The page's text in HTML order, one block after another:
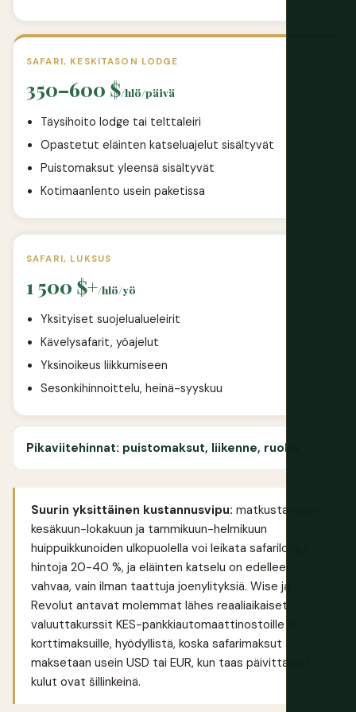
SAFARI, KESKITASON LODGE
350–600 $/hlö/päivä
Täysihoito lodge tai telttaleiri
Opastetut eläinten katseluajelut sisältyvät
Puistomaksut yleensä sisältyvät
Kotimaanlento usein paketissa
SAFARI, LUKSUS
1 500 $+/hlö/yö
Yksityiset suojelualueleirit
Kävelysafarit, yöajelut
Yksinoikeus liikkumiseen
Sesonkihinnoittelu, heinä-syyskuu
Pikaviitehinnat: puistomaksut, liikenne, ruoka
Suurin yksittäinen kustannusvipu: matkustaminen
kesäkuun-lokakuun ja tammikuun-helmikuun
huippuikkunoiden ulkopuolella voi leikata safarilodge-
hintoja 20-40 %, ja eläinten katselu on edelleen
vahvaa, vain ilman taattuja joenylityksiä. Wise ja
Revolut antavat molemmat lähes reaaliaikaiset
valuuttakurssit KES-pankkiautomaattinostoille ja
korttimaksuille, hyödyllistä, koska safarimaksut
maksetaan usein USD tai EUR, kun taas päivittäiset
kulut ovat šillinkeinä.